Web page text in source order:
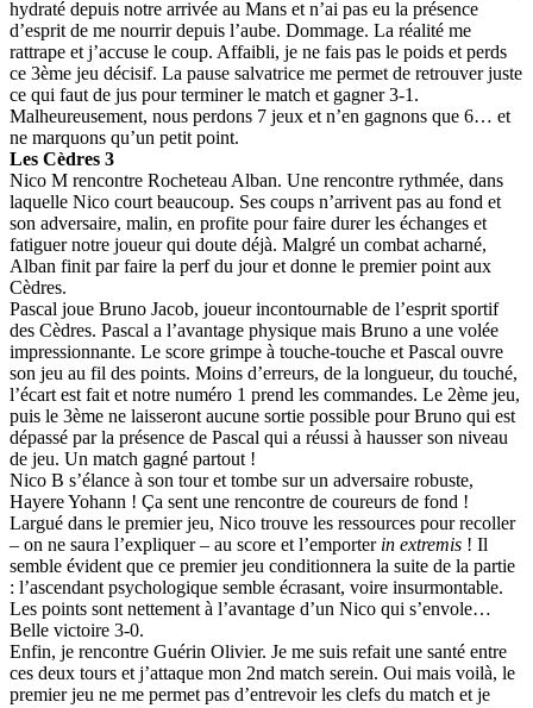
hydraté depuis notre arrivée au Mans et n’ai pas eu la présence
d’esprit de me nourrir depuis l’aube. Dommage. La réalité me
rattrape et j’accuse le coup. Affaibli, je ne fais pas le poids et perds
ce 3ème jeu décisif. La pause salvatrice me permet de retrouver juste
ce qui faut de jus pour terminer le match et gagner 3-1.
Malheureusement, nous perdons 7 jeux et n’en gagnons que 6… et
ne marquons qu’un petit point.
Les Cèdres 3
Nico M rencontre Rocheteau Alban. Une rencontre rythmée, dans
laquelle Nico court beaucoup. Ses coups n’arrivent pas au fond et
son adversaire, malin, en profite pour faire durer les échanges et
fatiguer notre joueur qui doute déjà. Malgré un combat acharné,
Alban finit par faire la perf du jour et donne le premier point aux
Cèdres.
Pascal joue Bruno Jacob, joueur incontournable de l’esprit sportif
des Cèdres. Pascal a l’avantage physique mais Bruno a une volée
impressionnante. Le score grimpe à touche-touche et Pascal ouvre
son jeu au fil des points. Moins d’erreurs, de la longueur, du touché,
l’écart est fait et notre numéro 1 prend les commandes. Le 2ème jeu,
puis le 3ème ne laisseront aucune sortie possible pour Bruno qui est
dépassé par la présence de Pascal qui a réussi à hausser son niveau
de jeu. Un match gagné partout !
Nico B s’élance à son tour et tombe sur un adversaire robuste,
Hayere Yohann ! Ça sent une rencontre de coureurs de fond !
Largué dans le premier jeu, Nico trouve les ressources pour recoller
– on ne saura l’expliquer – au score et l’emporterin extremis ! Il
semble évident que ce premier jeu conditionnera la suite de la partie
: l’ascendant psychologique semble écrasant, voire insurmontable.
Les points sont nettement à l’avantage d’un Nico qui s’envole…
Belle victoire 3-0.
Enfin, je rencontre Guérin Olivier. Je me suis refait une santé entre
ces deux tours et j’attaque mon 2nd match serein. Oui mais voilà, le
premier jeu ne me permet pas d’entrevoir les clefs du match et je